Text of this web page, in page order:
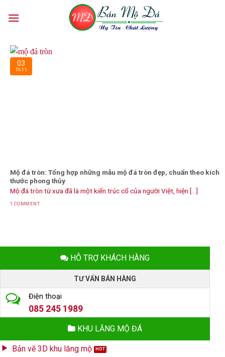
HỖ TRỢ KHÁCH HÀNG
TƯ VẤN BÁN HÀNG
Điện thoại
085 245 1989
KHU LĂNG MỘ ĐÁ
Bản vẽ 3D khu lăng mộ
Mộ đá tròn: Tổng hợp những mẫu mộ đá tròn đẹp, chuẩn theo kích
thước phong thủy
Mộ đá tròn từ xưa đã là một kiến trúc cổ của người Việt, hiện [...]
1 COMMENT
03
Th11